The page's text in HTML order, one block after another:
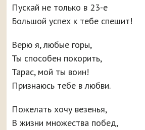
Пускай не только в 23-е
Большой успех к тебе спешит!
Верю я, любые горы,
Ты способен покорить,
Тарас, мой ты воин!
Признаюсь тебе в любви.
Пожелать хочу везенья,
В жизни множества побед,